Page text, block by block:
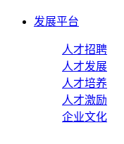
发展平台
人才招聘
人才发展
人才培养
人才激励
企业文化